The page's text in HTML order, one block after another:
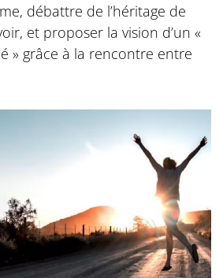
débattre de l’héritage de
et proposer la vision d’un «
» grâce à la rencontre entre